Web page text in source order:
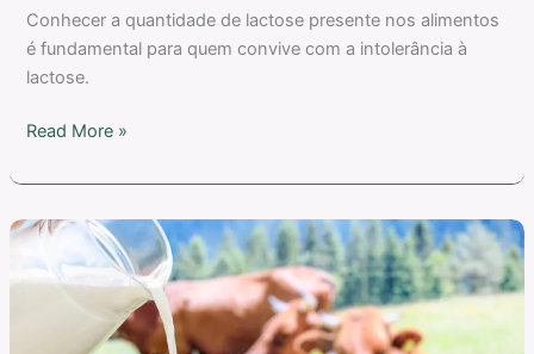
Conhecer a quantidade de lactose presente nos alimentos
é fundamental para quem convive com a intolerância à
lactose.
Read More »
Intolerância
Lactose,
Sensibilidade